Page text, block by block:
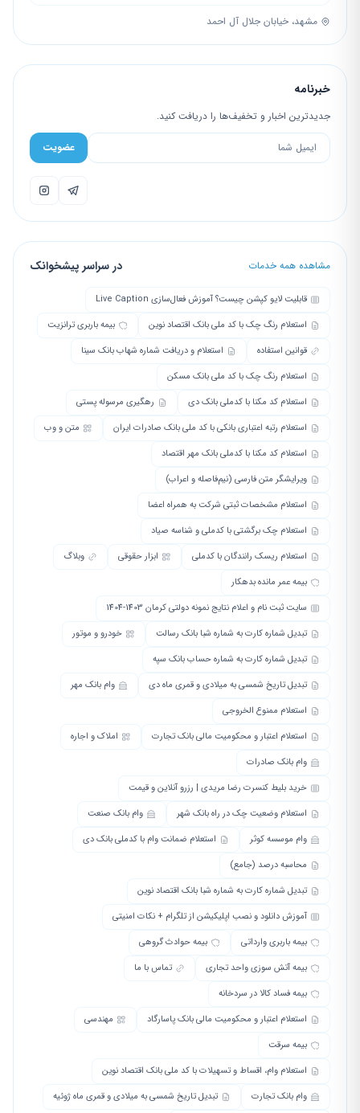
مشهد، خیابان جلال آل احمد
خبرنامه
جدیدترین اخبار و تخفیف‌ها را دریافت کنید.
عضویت
مشاهده همه خدمات در سراسر پیشخوانک
قابلیت لایو کپشن چیست؟ آموزش فعال‌سازی Live Caption
استعلام رنگ چک با کد ملی بانک اقتصاد نوین
بیمه باربری ترانزیت
قوانین استفاده
استعلام و دریافت شماره شهاب بانک سینا
استعلام رنگ چک با کد ملی بانک مسکن
استعلام کد مکنا با کدملی بانک دی
رهگیری مرسوله پستی
استعلام رتبه اعتباری بانکی با کد ملی بانک صادرات ایران
متن و وب
استعلام کد مکنا با کدملی بانک مهر اقتصاد
ویرایشگر متن فارسی (نیم‌فاصله و اعراب)
استعلام مشخصات ثبتی شرکت به همراه اعضا
استعلام چک برگشتی با کدملی و شناسه صیاد
استعلام ریسک رانندگان با کدملی
ابزار حقوقی
وبلاگ
بیمه عمر مانده بدهکار
سایت ثبت نام و اعلام نتایج نمونه دولتی کرمان 1403-1404
تبدیل شماره کارت به شماره شبا بانک رسالت
خودرو و موتور
تبدیل شماره کارت به شماره حساب بانک سپه
تبدیل تاریخ شمسی به میلادی و قمری ماه دی
وام بانک مهر
استعلام ممنوع الخروجی
استعلام اعتبار و محکومیت مالی بانک تجارت
املاک و اجاره
وام بانک صادرات
خرید بلیط کنسرت رضا مریدی | رزرو آنلاین و قیمت
استعلام وضعیت چک در راه بانک شهر
وام بانک صنعت
وام موسسه کوثر
استعلام ضمانت وام با کدملی بانک دی
محاسبه درصد (جامع)
تبدیل شماره کارت به شماره شبا بانک اقتصاد نوین
آموزش دانلود و نصب اپلیکیشن از تلگرام + نکات امنیتی
بیمه باربری وارداتی
بیمه حوادث گروهی
بیمه آتش سوزی واحد تجاری
تماس با ما
بیمه فساد کالا در سردخانه
استعلام اعتبار و محکومیت مالی بانک پاسارگاد
مهندسی
بیمه سرقت
استعلام وام، اقساط و تسهیلات با کد ملی بانک اقتصاد نوین
وام بانک تجارت
تبدیل تاریخ شمسی به میلادی و قمری ماه ژوئیه